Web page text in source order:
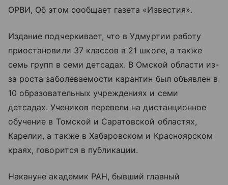
ОРВИ, Об этом сообщает газета «Известия».
Издание подчеркивает, что в Удмуртии работу
приостановили 37 классов в 21 школе, а также
семь групп в семи детсадах. В Омской области из-
за роста заболеваемости карантин был объявлен в
10 образовательных учреждениях и семи
детсадах. Учеников перевели на дистанционное
обучение в Томской и Саратовской областях,
Карелии, а также в Хабаровском и Красноярском
краях, говорится в публикации.
Накануне академик РАН, бывший главный